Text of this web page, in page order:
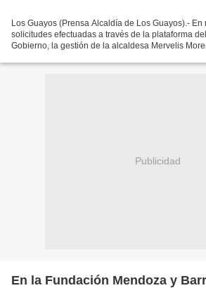
Los Guayos (Prensa Alcaldía de Los Guayos).-
solicitudes efectuadas a través de la plataforma
Gobierno, la gestión de la alcaldesa Mervelis
Publicidad
En la Fundación Mendoza y